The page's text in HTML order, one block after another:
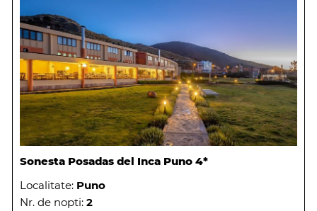
Sonesta Posadas del Inca Puno 4*
Localitate: Puno
Nr. de nopti: 2